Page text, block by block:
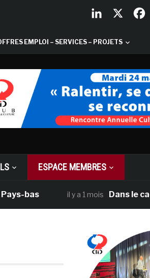
EMPLOI – SERVICES – PROJETS
ESPACE MEMBRES
il y a 1 mois Dans le cadre